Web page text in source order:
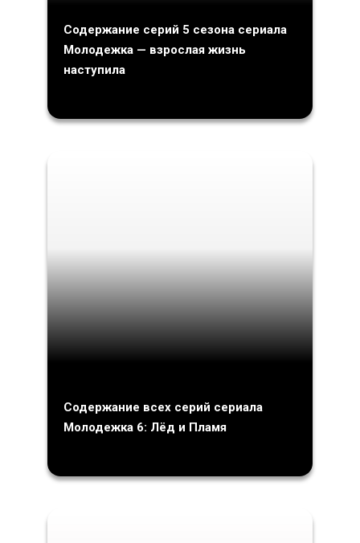
Содержание серий 5 сезона сериала
Молодежка — взрослая жизнь
наступила
Содержание всех серий сериала
Молодежка 6: Лёд и Пламя